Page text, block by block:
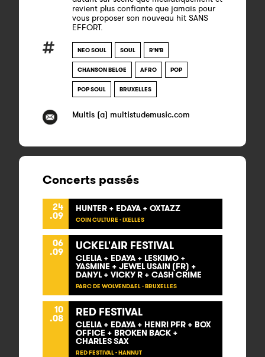
revient plus confiante que jamais pour
vous proposer son nouveau hit SANS
EFFORT.
NEO SOUL SOUL R'N'B
CHANSON BELGE AFRO POP
POP SOUL BRUXELLES
Multis (a) multistudemusic.com
Concerts passés
24
.09
HUNTER + EDAYA + OXTAZZ
COIN CULTURE - IXELLES
06
.09 UCKEL'AIR FESTIVAL
CLELIA + EDAYA + LESKIMO +
YASMINE + JEWEL USAIN (FR) +
DANYL + VICKY R + CASH CRIME
PARC DE WOLVENDAEL - BRUXELLES
10
.08 RED FESTIVAL
CLELIA + EDAYA + HENRI PFR + BOX
OFFICE + BROKEN BACK +
CHARLES SAX
RED FESTIVAL - HANNUT